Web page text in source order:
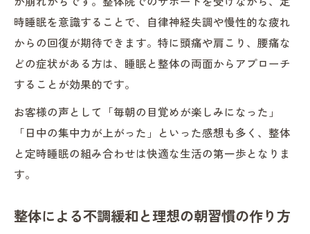
時睡眠を意識することで、自律神経失調や慢性的な疲れ
からの回復が期待できます。特に頭痛や肩こり、腰痛な
どの症状がある方は、睡眠と整体の両面からアプローチ
することが効果的です。
お客様の声として「毎朝の目覚めが楽しみになった」
「日中の集中力が上がった」といった感想も多く、整体
と定時睡眠の組み合わせは快適な生活の第一歩となりま
す。
整体による不調緩和と理想の朝習慣の作り方